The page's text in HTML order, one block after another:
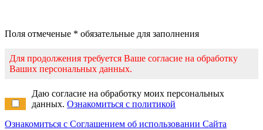
Поля отмеченые * обязательные для заполнения
Для продолжения требуется Ваше согласие на обработку
Ваших персональных данных.
Даю согласие на обработку моих персональных
данных. Ознакомиться с политикой
Ознакомиться с Соглашением об использовании Сайта